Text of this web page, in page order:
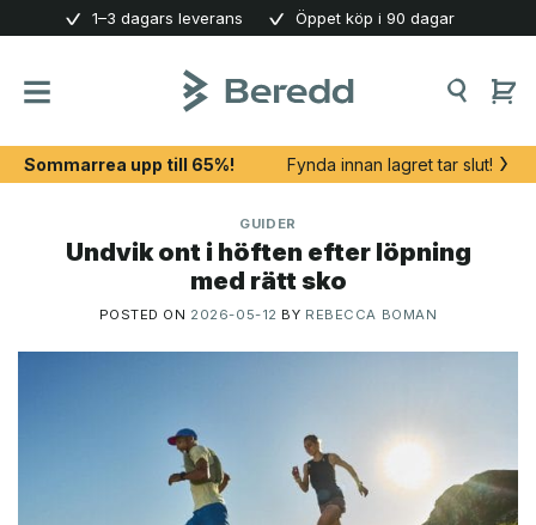
content
1–3 dagars leverans Öppet köp i 90 dagar
Sommarrea upp till 65%! Fynda innan lagret tar slut!
GUIDER
Undvik ont i höften efter löpning
med rätt sko
POSTED ON 2026-05-12 BY REBECCA BOMAN